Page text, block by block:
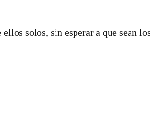
solos, sin esperar a que sean